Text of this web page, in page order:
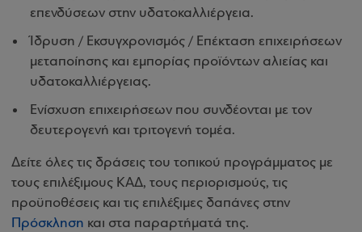
επενδύσεων στην υδατοκαλλιέργεια.
Ίδρυση / Εκσυγχρονισμός / Επέκταση επιχειρήσεων
μεταποίησης και εμπορίας προϊόντων αλιείας και
υδατοκαλλιέργειας.
Ενίσχυση επιχειρήσεων που συνδέονται με τον
δευτερογενή και τριτογενή τομέα.
Δείτε όλες τις δράσεις του τοπικού προγράμματος με
τους επιλέξιμους ΚΑΔ, τους περιορισμούς, τις
προϋποθέσεις και τις επιλέξιμες δαπάνες στην
Πρόσκληση και στα παραρτήματά της.